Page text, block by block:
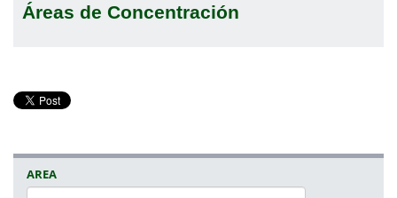
Áreas de Concentración
AREA